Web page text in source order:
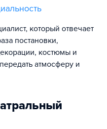
который отвечает
постановки,
костюмы и
атмосферу и